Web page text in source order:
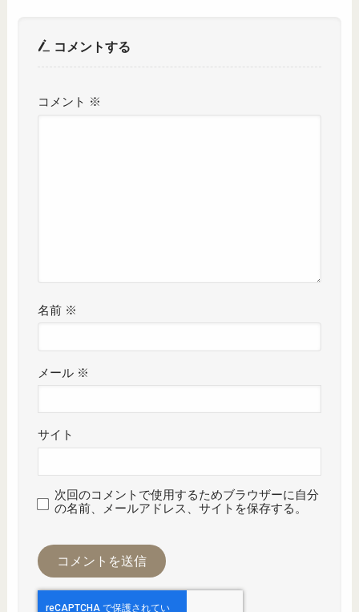
コメントする
コメント ※
名前 ※
メール ※
サイト
次回のコメントで使用するためブラウザーに自分
の名前、メールアドレス、サイトを保存する。